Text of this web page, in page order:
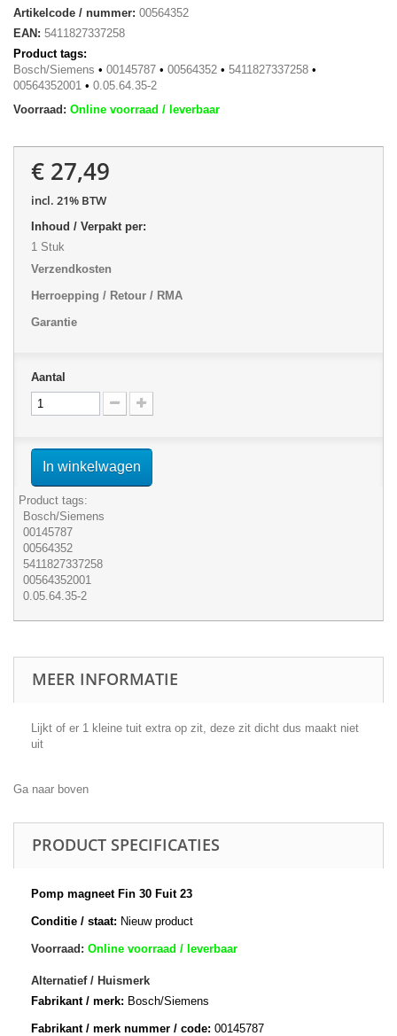
Artikelcode / nummer: 00564352
EAN: 5411827337258
Product tags:
Bosch/Siemens • 00145787 • 00564352 • 5411827337258 •
00564352001 • 0.05.64.35-2
Voorraad: Online voorraad / leverbaar
€ 27,49
incl. 21% BTW
Inhoud / Verpakt per:
1 Stuk
Verzendkosten
Herroepping / Retour / RMA
Garantie
Aantal
In winkelwagen
Product tags:
Bosch/Siemens
00145787
00564352
5411827337258
00564352001
0.05.64.35-2
MEER INFORMATIE
Lijkt of er 1 kleine tuit extra op zit, deze zit dicht dus maakt niet
uit
Ga naar boven
PRODUCT SPECIFICATIES
Pomp magneet Fin 30 Fuit 23
Conditie / staat: Nieuw product
Voorraad: Online voorraad / leverbaar
Alternatief / Huismerk
Fabrikant / merk: Bosch/Siemens
Fabrikant / merk nummer / code: 00145787